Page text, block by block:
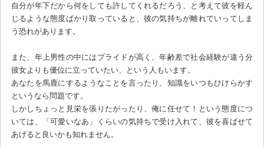
自分が年下だから何をしても許してくれるだろう、と考えて彼を軽ん
じるような態度ばかり取っていると、彼の気持ちが離れていってしま
う恐れがあります。
また、年上男性の中にはプライドが高く、年齢差で社会経験が違う分
彼女よりも優位に立っていたい、という人もいます。
あなたを馬鹿にするようなことを言ったり、知識をいつもひけらかす
というなら問題です。
しかしちょっと見栄を張りたがったり、俺に任せて！という態度につ
いては、「可愛いなあ」くらいの気持ちで受け入れて、彼を喜ばせて
あげると良いかも知れません。